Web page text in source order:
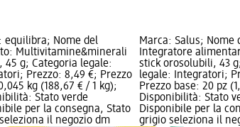
equilibra; Nome del
Multivitamine&minerali
45 g; Categoria legale:
Prezzo: 8,49 €; Prezzo
kg (188,67 € / 1 kg);
Stato verde
per la consegna, Stato
il negozio dm
Marca: Salus; Nome
Integratore
stick orosolubili, 43
legale: Integratori;
Prezzo base: 20 pz
Disponibilità: Stato
Disponibile per la
grigio seleziona il